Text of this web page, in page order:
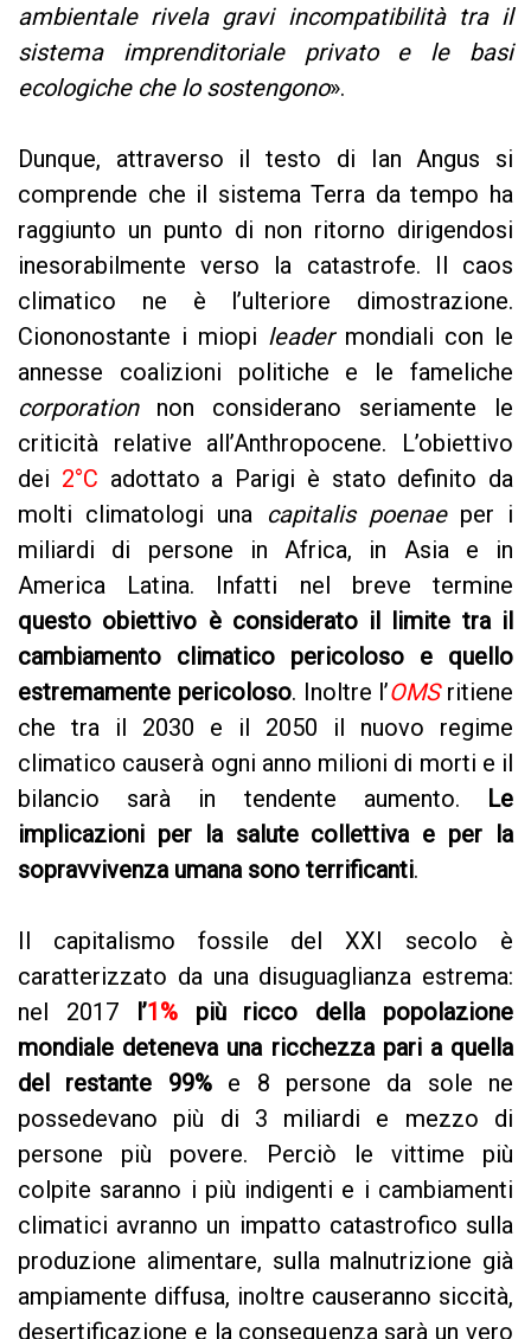
ambientale rivela gravi incompatibilità tra il
sistema imprenditoriale privato e le basi
ecologiche che lo sostengono».
Dunque, attraverso il testo di Ian Angus si
comprende che il sistema Terra da tempo ha
raggiunto un punto di non ritorno dirigendosi
inesorabilmente verso la catastrofe. Il caos
climatico ne è l’ulteriore dimostrazione.
Ciononostante i miopi leadermondiali con le
annesse coalizioni politiche e le fameliche
corporationnon considerano seriamente le
criticità relative all’Anthropocene. L’obiettivo
dei 2°C adottato a Parigi è stato definito da
molti climatologi una capitalis poenaeper i
miliardi di persone in Africa, in Asia e in
America Latina. Infatti nel breve termine
questo obiettivo è considerato il limite tra il
cambiamento climatico pericoloso e quello
estremamente pericoloso. Inoltre l’OMS ritiene
che tra il 2030 e il 2050 il nuovo regime
climatico causerà ogni anno milioni di morti e il
bilancio sarà in tendente aumento. Le
implicazioni per la salute collettiva e per la
sopravvivenza umana sono terrificanti.
Il capitalismo fossile del XXI secolo è
caratterizzato da una disuguaglianza estrema:
nel 2017 l’1%più ricco della popolazione
mondiale deteneva una ricchezza pari a quella
del restante 99% e 8 persone da sole ne
possedevano più di 3 miliardi e mezzo di
persone più povere. Perciò le vittime più
colpite saranno i più indigenti e i cambiamenti
climatici avranno un impatto catastrofico sulla
produzione alimentare, sulla malnutrizione già
ampiamente diffusa, inoltre causeranno siccità,
desertificazione e la conseguenza sarà un vero